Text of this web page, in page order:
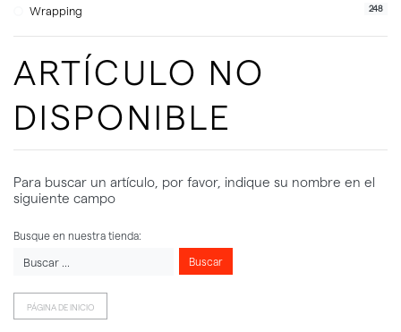
Wrapping 248
ARTÍCULO NO
DISPONIBLE
Para buscar un artículo, por favor, indique su nombre en el
siguiente campo
Busque en nuestra tienda:
Buscar
PÁGINA DE INICIO